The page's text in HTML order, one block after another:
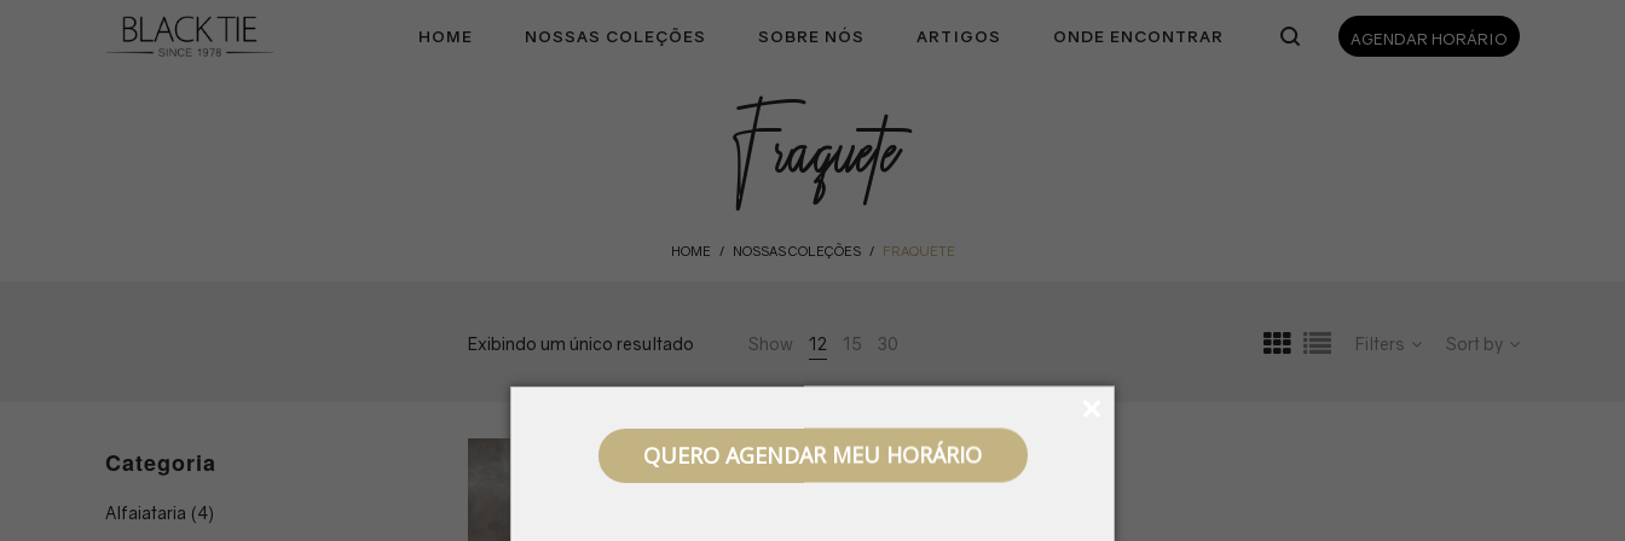
QUERO AGENDAR MEU HORÁRIO
AGENDAR HORÁRIO
HOME NOSSAS COLEÇÕES SOBRE NÓS ARTIGOS ONDE ENCONTRAR
Fraquete
HOME / NOSSAS COLEÇÕES / FRAQUETE
Exibindo um único resultado Show 12 15 30 Filters Sort by
Categoria
Alfaiataria (4)